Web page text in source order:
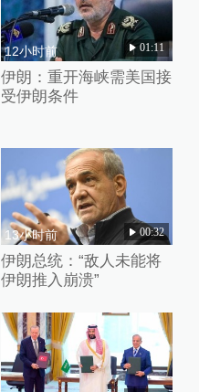
12小时前 01:11
伊朗：重开海峡需美国接
受伊朗条件
13小时前 00:32
伊朗总统：“敌人未能将
伊朗推入崩溃”